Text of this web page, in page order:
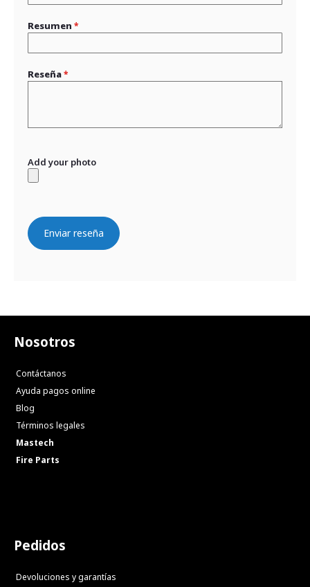
Resumen
Reseña
Add your photo
Enviar reseña
Nosotros
Contáctanos
Ayuda pagos online
Blog
Términos legales
Mastech
Fire Parts
Pedidos
Devoluciones y garantías